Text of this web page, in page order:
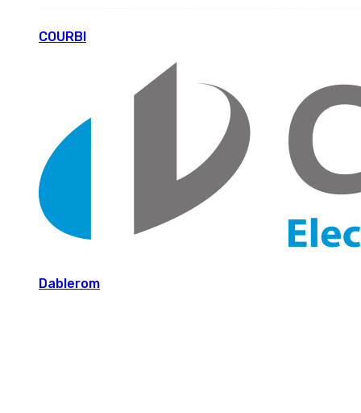
COURBI
Dablerom